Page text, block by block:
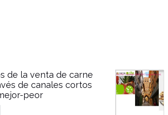
de la venta de carne
de canales cortos
peor